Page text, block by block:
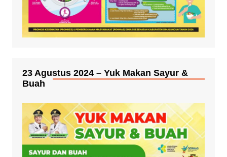
23 Agustus 2024 – Yuk Makan Sayur &
Buah